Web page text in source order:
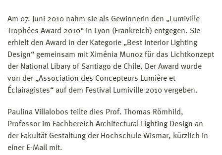
Am 07. Juni 2010 nahm sie als Gewinnerin den „Lumiville
Trophées Award 2010“ in Lyon (Frankreich) entgegen. Sie
erhielt den Award in der Kategorie „Best Interior Lighting
Design“ gemeinsam mit Ximénia Munoz für das Lichtkonzept
der National Libary of Santiago de Chile. Der Award wurde
von der „Association des Concepteurs Lumière et
Éclairagistes“ auf dem Festival Lumiville 2010 vergeben.
Paulina Villalobos teilte dies Prof. Thomas Römhild,
Professor im Fachbereich Architectural Lighting Design an
der Fakultät Gestaltung der Hochschule Wismar, kürzlich in
einer E-Mail mit.